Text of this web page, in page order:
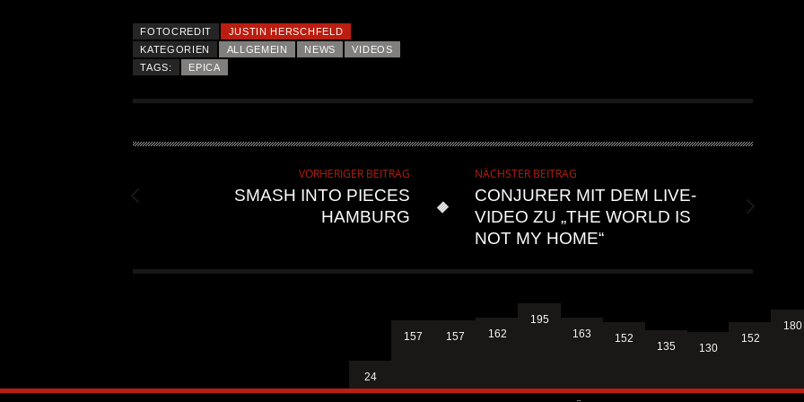
FOTOCREDIT
JUSTIN HERSCHFELD
KATEGORIEN
ALLGEMEIN NEWS
VIDEOS
TAGS:
EPICA
VORHERIGER BEITRAG
SMASH INTO PIECES
HAMBURG
NÄCHSTER BEITRAG
CONJURER MIT DEM LIVE-
VIDEO ZU „THE WORLD IS
NOT MY HOME“
24
157 157 162
195
163 152
135 130
152
180